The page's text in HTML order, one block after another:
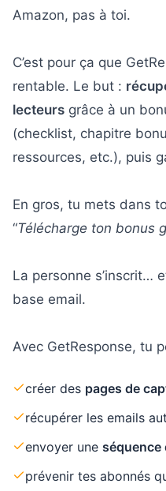
Amazon, pas à toi.
C’est pour ça que
rentable. Le but :
lecteurs grâce à un
(checklist, chapitre
ressources, etc.), puis
En gros, tu mets dans
“Télécharge ton bonus
La personne s’inscrit…
base email.
Avec GetResponse, tu
créer des pages de
récupérer les emails
envoyer une séquence
prévenir tes abonnés